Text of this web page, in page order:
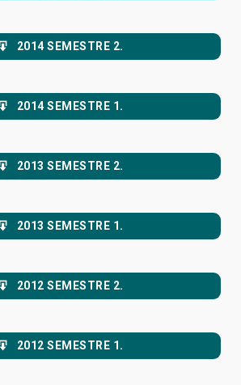
2014 SEMESTRE 2.
2014 SEMESTRE 1.
2013 SEMESTRE 2.
2013 SEMESTRE 1.
2012 SEMESTRE 2.
2012 SEMESTRE 1.